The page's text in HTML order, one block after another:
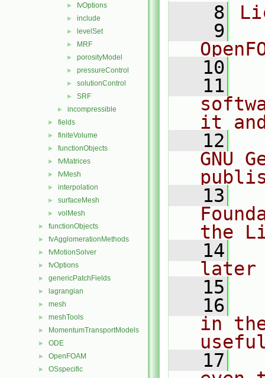
► fvOptions
► include
► levelSet
► MRF
► porosityModel
► pressureControl
► solutionControl
► SRF
► incompressible
► fields
► finiteVolume
► functionObjects
► fvMatrices
► fvMesh
► interpolation
► surfaceMesh
► volMesh
► functionObjects
► fvAgglomerationMethods
► fvMotionSolver
► fvOptions
► genericPatchFields
► lagrangian
► mesh
► meshTools
► MomentumTransportModels
► ODE
► OpenFOAM
► OSspecific
    8
    9
   10
   11
it
   12
GNU
   13
the
   14
later
   15
   16
in
   17